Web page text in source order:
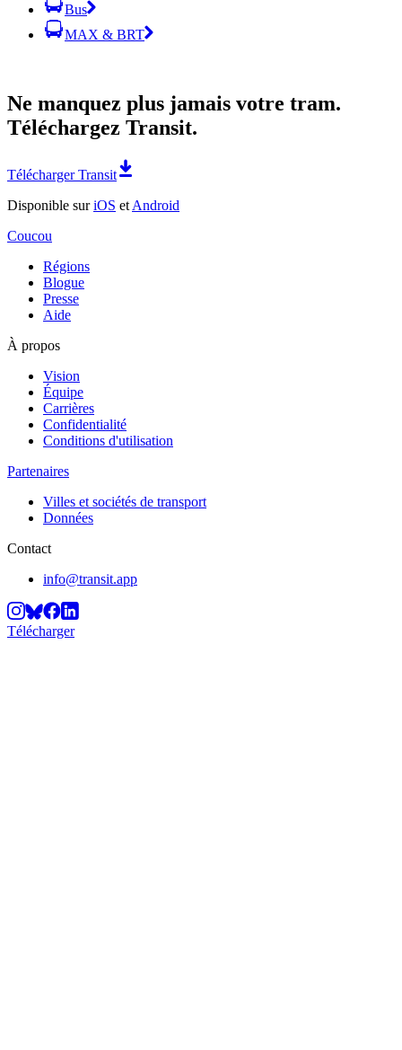
Bus
MAX & BRT
Ne manquez plus jamais votre tram.
Téléchargez Transit.
Télécharger Transit
Disponible suriOS et Android
Coucou
Régions
Blogue
Presse
Aide
À propos
Vision
Équipe
Carrières
Confidentialité
Conditions d'utilisation
Partenaires
Villes et sociétés de transport
Données
Contact
info@transit.app
Télécharger